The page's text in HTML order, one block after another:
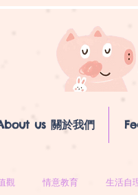
us 關於我們
觀 情意教育 生活自